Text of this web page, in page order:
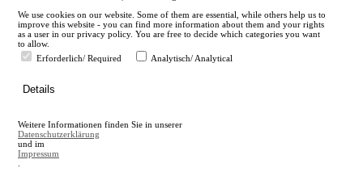
en
A
A
We use cookies on our website. Some of them are essential, while others help us to
improve this website - you can find more information about them and your rights
as a user in our privacy policy. You are free to decide which categories you want
to allow.
Erforderlich/ Required
Analytisch/ Analytical
Details
Weitere Informationen finden Sie in unserer
Datenschutzerklärung
und im
Impressum